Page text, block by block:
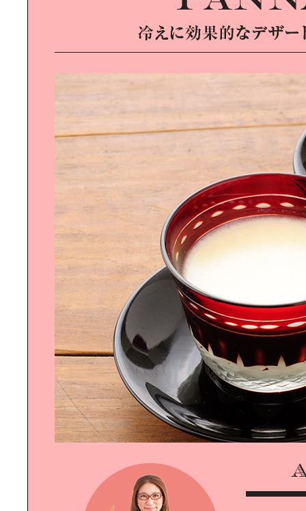
タブラ奏者 ユザーンさんと行く｜の
んびり西葛西さんぽ
IoT・AIがもたらす新たな豊かさと
SUSTAINABLE LIFE｜「住まい」か
ら考えるサステナビリティ
EMPOWERED BY NATURE｜自然の
力を味方につける
デザイン先進国オランダ｜ドローグ
デザインのいま
東日本橋の人気のパン屋｜